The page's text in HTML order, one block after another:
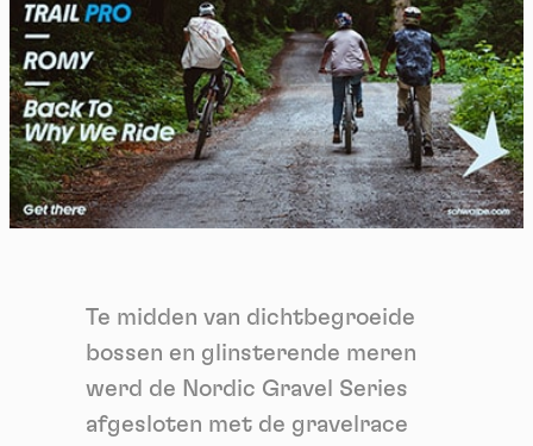
Te midden van dichtbegroeide
bossen en glinsterende meren
werd de Nordic Gravel Series
afgesloten met de gravelrace